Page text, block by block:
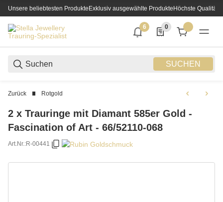
Unsere beliebtesten ProdukteExklusiv ausgewählte ProdukteHöchste Qualität
SUCHEN
6
6 neue Notifizierungen
0
0 Produkte in der
Zurück Rotgold
2 x Trauringe mit Diamant 585er Gold -
Fascination of Art - 66/52110-068
Art.Nr.:R-00441